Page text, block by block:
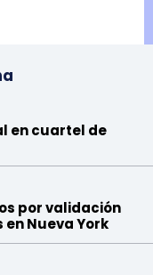
en cuartel de
por validación
Nueva York